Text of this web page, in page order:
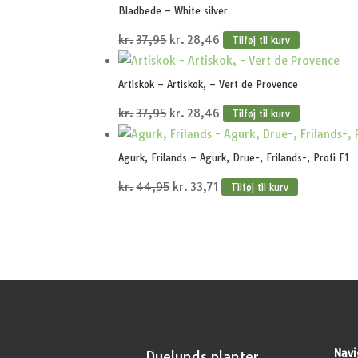
pris
kr.44,95.
pris
kr.33,71.
Bladbede – White silver
kr.37,95 Den
oprindelige
pris
kr.37,95.
kr. 28,46 Den
aktuelle
pris
kr.28,46.
Tilføj til kurv
Artiskok – Artiskok, – Vert de Provence
kr.37,95 Den
oprindelige
pris
kr.37,95.
kr. 28,46 Den
aktuelle
pris
kr.28,46.
Tilføj til kurv
Agurk, Frilands – Agurk, Drue-, Frilands-, Profi F1
kr.44,95 Den
kr. 33,71 DenTilføj til kurv